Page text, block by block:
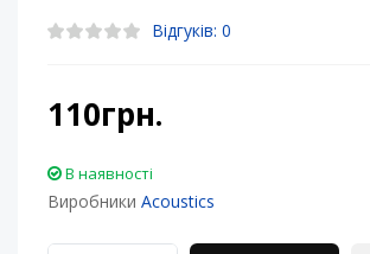
Відгуків: 0
110грн.
В наявності
Виробники Acoustics